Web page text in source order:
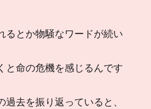
るとか物騒なワードが続い
と命の危機を感じるんです
去を振り返っていると、